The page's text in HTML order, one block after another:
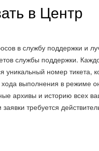
в Центр
в службу поддержки и
службы поддержки.
уникальный номер тикета,
хода выполнения в режиме
архивы и историю всех
требуется